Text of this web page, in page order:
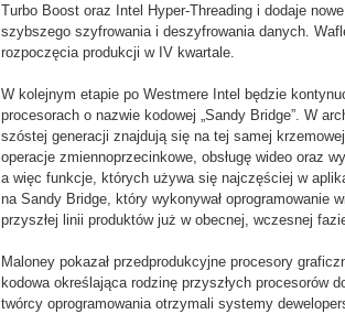
Turbo Boost oraz Intel Hyper-Threading i dodaje
szybszego szyfrowania i deszyfrowania danych.
rozpoczęcia produkcji w IV kwartale.
W kolejnym etapie po Westmere Intel będzie
procesorach o nazwie kodowej „Sandy Bridge”. W
szóstej generacji znajdują się na tej samej
operacje zmiennoprzecinkowe, obsługę wideo oraz
a więc funkcje, których używa się najczęściej w
na Sandy Bridge, który wykonywał oprogramowanie
przyszłej linii produktów już w obecnej, wczesnej
Maloney pokazał przedprodukcyjne procesory
kodowa określająca rodzinę przyszłych procesorów
twórcy oprogramowania otrzymali systemy